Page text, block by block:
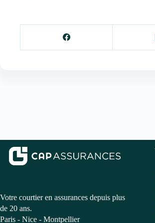
Votre courtier en assurances depuis plus
de 20 ans.
Paris - Nice - Montpellier